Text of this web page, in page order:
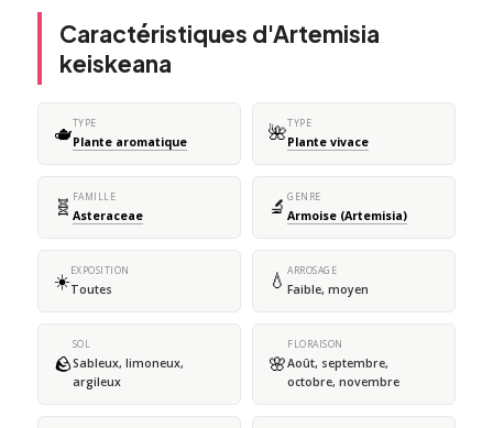
Caractéristiques d'Artemisia
keiskeana
🫖TYPE
Plante aromatique 🌺TYPE
Plante vivace
🧬 FAMILLE
Asteraceae 🔬 GENRE
Armoise (Artemisia)
☀️EXPOSITION
Toutes 💧 ARROSAGE
Faible, moyen
🪨
SOL
Sableux, limoneux,
argileux
🌸
FLORAISON
Août, septembre,
octobre, novembre